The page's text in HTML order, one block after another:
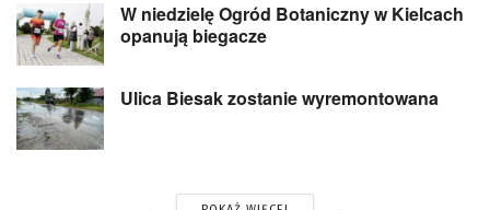
W niedzielę Ogród Botaniczny w Kielcach
opanują biegacze
Ulica Biesak zostanie wyremontowana